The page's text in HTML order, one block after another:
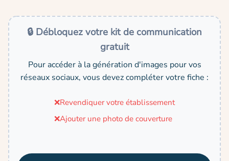
🔒 Débloquez votre kit de communication
gratuit
Pour accéder à la génération d'images pour vos
réseaux sociaux, vous devez compléter votre fiche :
❌Revendiquer votre établissement
❌Ajouter une photo de couverture